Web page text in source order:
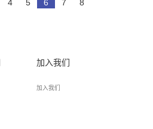
4 5 6 7 8
加入我们
加入我们